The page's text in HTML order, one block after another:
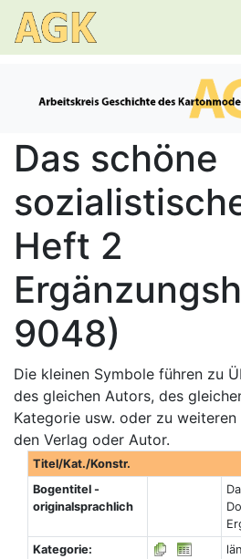
Das schöne
Heft 2
9048)
Die kleinen Symbole führen zu
des gleichen Autors, des
Kategorie usw. oder zu
den Verlag oder Autor.
Titel/Kat./Konstr.
Bogentitel -
originalsprachlich
Kategorie: